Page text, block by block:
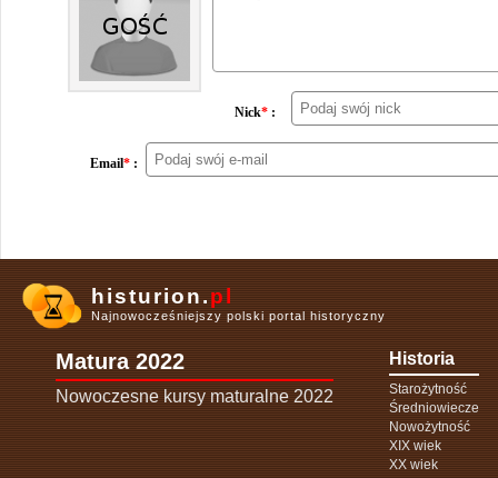
Nick* :
Email* :
histurion.pl
Najnowocześniejszy polski portal historyczny
Matura 2022
Nowoczesne kursy maturalne 2022
Historia
Starożytność
Średniowiecze
Nowożytność
XIX wiek
XX wiek